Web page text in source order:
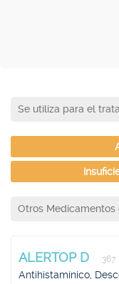
Se utiliza para el
Otros Medicamentos
ALERTOP D 367
Antihistamínico,